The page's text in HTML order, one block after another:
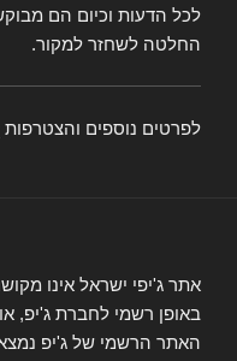
לכל הדעות וכיום הם
החלטה לשחזר למקור.
לפרטים נוספים והצטרפות
אתר ג'יפי ישראל אינו
באופן רשמי לחברת ג'יפ,